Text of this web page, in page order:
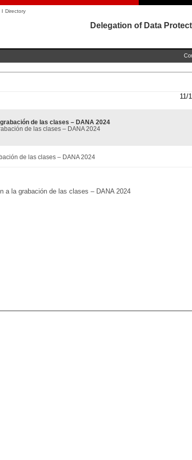
I Directory
Delegation of Data
11/
de las clases – DANA 2024
de las clases – DANA 2024
de las clases – DANA 2024
a la grabación de las clases – DANA 2024